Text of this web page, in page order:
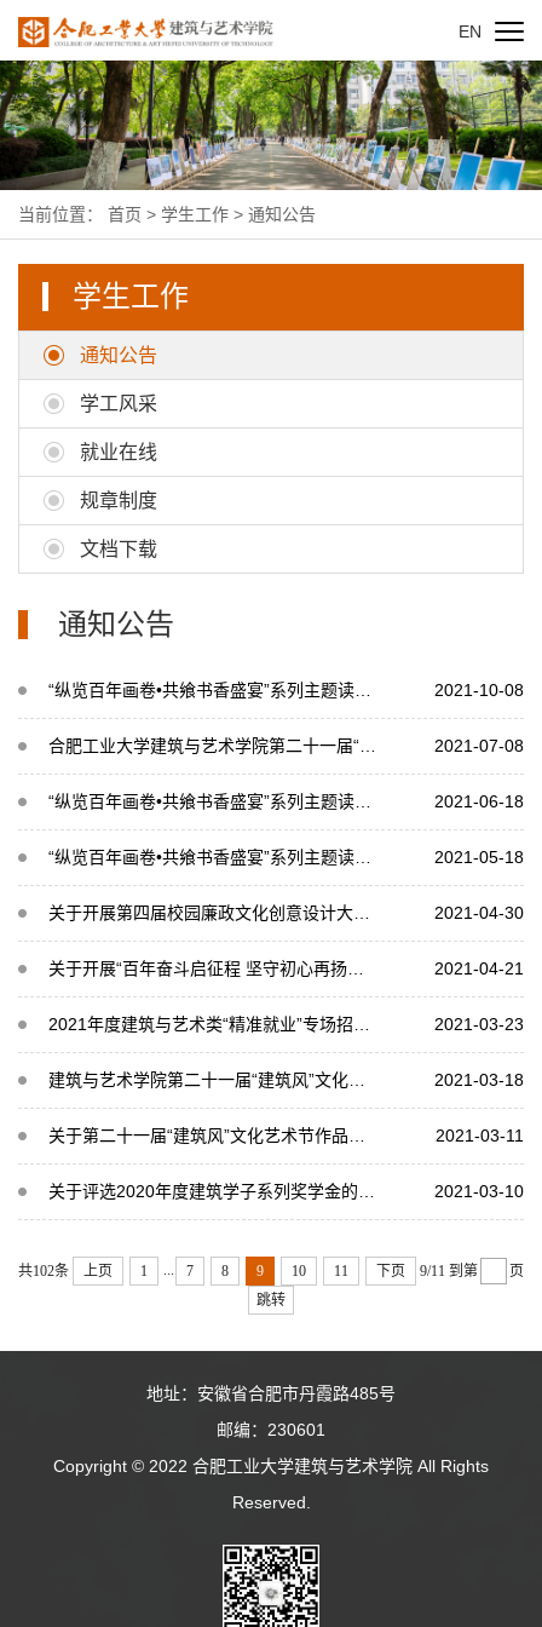
EN
当前位置： 首页 > 学生工作 > 通知公告
学生工作
通知公告
学工风采
就业在线
规章制度
文档下载
通知公告
“纵览百年画卷•共飨书香盛宴”系列主题读书活动11月推荐书目 2021-10-08
合肥工业大学建筑与艺术学院第二十一届“建筑风”文化艺术节获奖名单公示 2021-07-08
“纵览百年画卷•共飨书香盛宴”系列主题读书活动9月推荐书目 2021-06-18
“纵览百年画卷•共飨书香盛宴”系列主题读书活动6月推荐书目 2021-05-18
关于开展第四届校园廉政文化创意设计大赛的通知 2021-04-30
关于开展“百年奋斗启征程 坚守初心再扬帆” 庆祝建党百年作品征集活动的通知 2021-04-21
2021年度建筑与艺术类“精准就业”专场招聘会及实习对接会邀请函 2021-03-23
建筑与艺术学院第二十一届“建筑风”文化艺术节系列活动—“基准方中杯”建造节活... 2021-03-18
关于第二十一届“建筑风”文化艺术节作品征集的通知 2021-03-11
关于评选2020年度建筑学子系列奖学金的通知 2021-03-10
共102条 上页 1 ... 7 8 9 10 11 下页 9/11 到第
页
跳转
地址：安徽省合肥市丹霞路485号
邮编：230601
Copyright © 2022 合肥工业大学建筑与艺术学院 All Rights
Reserved.